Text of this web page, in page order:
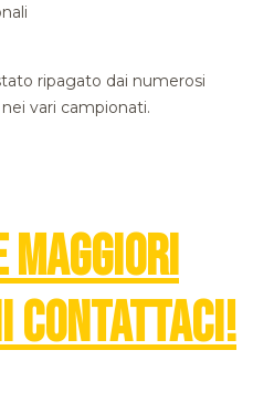
ripagato dai numerosi
vari campionati.
MAGGIORI
CONTATTACI!